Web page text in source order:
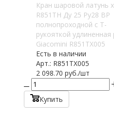
Кран шаровой латунь
R851TH Ду 25 Ру28 ВР
полнопроходной с Т-
рукояткой удлиненная
Giacomini R851TX005
Есть в наличии
Арт.: R851TX005
2 098.70 руб./шт
Купить